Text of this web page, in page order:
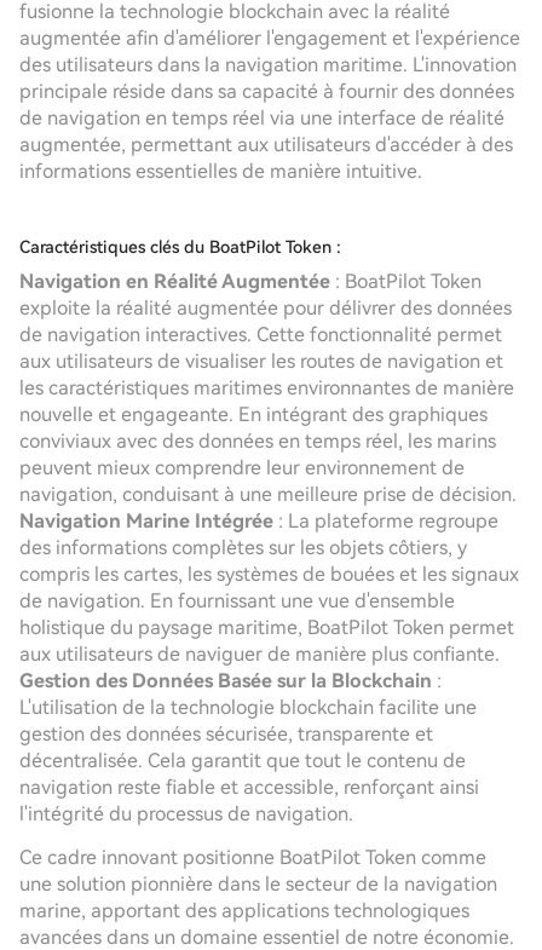
fusionne la technologie blockchain avec la réalité
augmentée afin d'améliorer l'engagement et l'expérience
des utilisateurs dans la navigation maritime. L'innovation
principale réside dans sa capacité à fournir des données
de navigation en temps réel via une interface de réalité
augmentée, permettant aux utilisateurs d'accéder à des
informations essentielles de manière intuitive.
Caractéristiques clés du BoatPilot Token :
Navigation en Réalité Augmentée : BoatPilot Token
exploite la réalité augmentée pour délivrer des données
de navigation interactives. Cette fonctionnalité permet
aux utilisateurs de visualiser les routes de navigation et
les caractéristiques maritimes environnantes de manière
nouvelle et engageante. En intégrant des graphiques
conviviaux avec des données en temps réel, les marins
peuvent mieux comprendre leur environnement de
navigation, conduisant à une meilleure prise de décision.
Navigation Marine Intégrée : La plateforme regroupe
des informations complètes sur les objets côtiers, y
compris les cartes, les systèmes de bouées et les signaux
de navigation. En fournissant une vue d'ensemble
holistique du paysage maritime, BoatPilot Token permet
aux utilisateurs de naviguer de manière plus confiante.
Gestion des Données Basée sur la Blockchain :
L'utilisation de la technologie blockchain facilite une
gestion des données sécurisée, transparente et
décentralisée. Cela garantit que tout le contenu de
navigation reste fiable et accessible, renforçant ainsi
l'intégrité du processus de navigation.
Ce cadre innovant positionne BoatPilot Token comme
une solution pionnière dans le secteur de la navigation
marine, apportant des applications technologiques
avancées dans un domaine essentiel de notre économie.